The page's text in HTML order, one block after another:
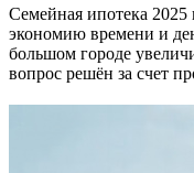
Семейная ипотека 2025
экономию времени и
большом городе
вопрос решён за счет